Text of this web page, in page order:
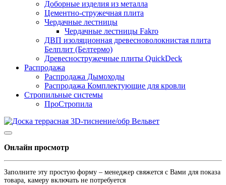
Доборные изделия из металла
Цементно-стружечная плита
Чердачные лестницы
Чердачные лестницы Fakro
ДВП изоляционная древесноволокнистая плита
Белплит (Белтермо)
Древесностружечные плиты QuickDeck
Распродажа
Распродажа Дымоходы
Распродажа Комплектующие для кровли
Стропильные системы
ПроСтропила
Онлайн просмотр
Заполните эту простую форму – менеджер свяжется с Вами для показа
товара, камеру включать не потребуется